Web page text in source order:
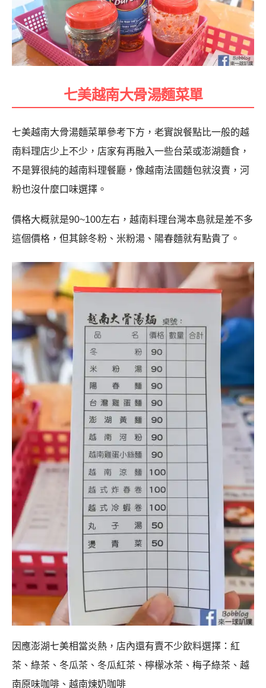
七美越南大骨湯麵菜單
七美越南大骨湯麵菜單參考下方，老實說餐點比一般的越
南料理店少上不少，店家有再融入一些台菜或澎湖麵食，
不是算很純的越南料理餐廳，像越南法國麵包就沒賣，河
粉也沒什麼口味選擇。
價格大概就是90~100左右，越南料理台灣本島就是差不多
這個價格，但其餘冬粉、米粉湯、陽春麵就有點貴了。
因應澎湖七美相當炎熱，店內還有賣不少飲料選擇：紅
茶、綠茶、冬瓜茶、冬瓜紅茶、檸檬冰茶、梅子綠茶、越
南原味咖啡、越南煉奶咖啡